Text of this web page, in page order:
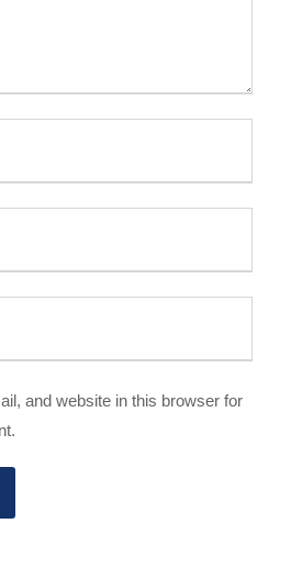
and website in this browser for